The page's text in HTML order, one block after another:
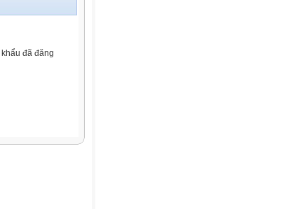
đã đăng